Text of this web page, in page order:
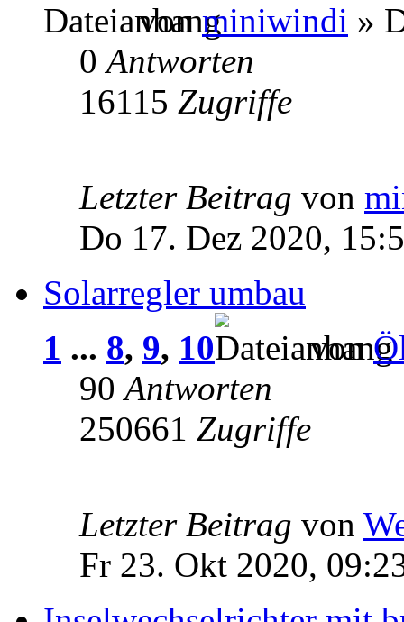
vonminiwindi »
0Antworten
16115 Zugriffe
Letzter Beitrag von
Do 17. Dez 2020,
Solarregler umbau
1 ... 8, 9, 10 von
90Antworten
250661 Zugriffe
Letzter Beitrag von
Fr 23. Okt 2020,